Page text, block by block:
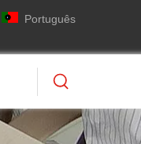
Português